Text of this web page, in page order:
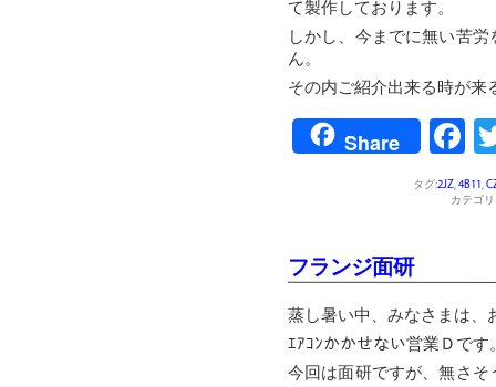
て製作しております。
しかし、今までに無い苦
ん。
その内ご紹介出来る時が来
Share
タグ:2JZ,4B11 ,
カテゴ
フランジ面研
蒸し暑い中、みなさまは、
ｴｱｺﾝかかせない営業Ｄです
今回は面研ですが、無さ